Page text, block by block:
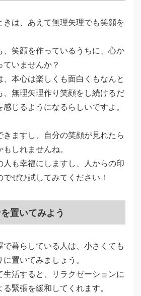
きは、あえて無理矢理でも笑顔を
、笑顔を作っているうちに、心か
いませんか？
、本心は楽しくも面白くもなんと
、無理矢理作り笑顔をし続けるだ
じるようになるらしいですよ。
ますし、自分の笑顔が見れたら
しれませんね。
人も幸福にしますし、人からの印
ぜひ試してみてください！
置いてみよう
で暮らしている人は、小さくても
置いてみましょう。
生活すると、リラクゼーションに
緊張を緩和してくれます。